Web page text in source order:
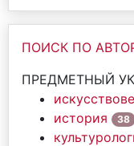
ПОИСК ПО
ПРЕДМЕТНЫЙ
история 38